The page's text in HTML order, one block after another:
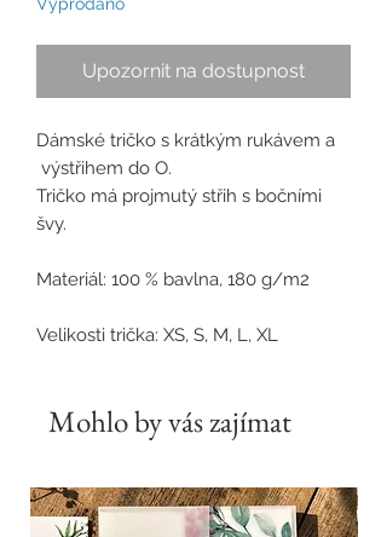
Upozornit na dostupnost
Dámské tričko s krátkým rukávem a
výstřihem do O.
Tričko má projmutý střih s bočními
švy.
Materiál: 100 % bavlna, 180 g/m2
Velikosti trička: XS, S, M, L, XL
Mohlo by vás zajímat